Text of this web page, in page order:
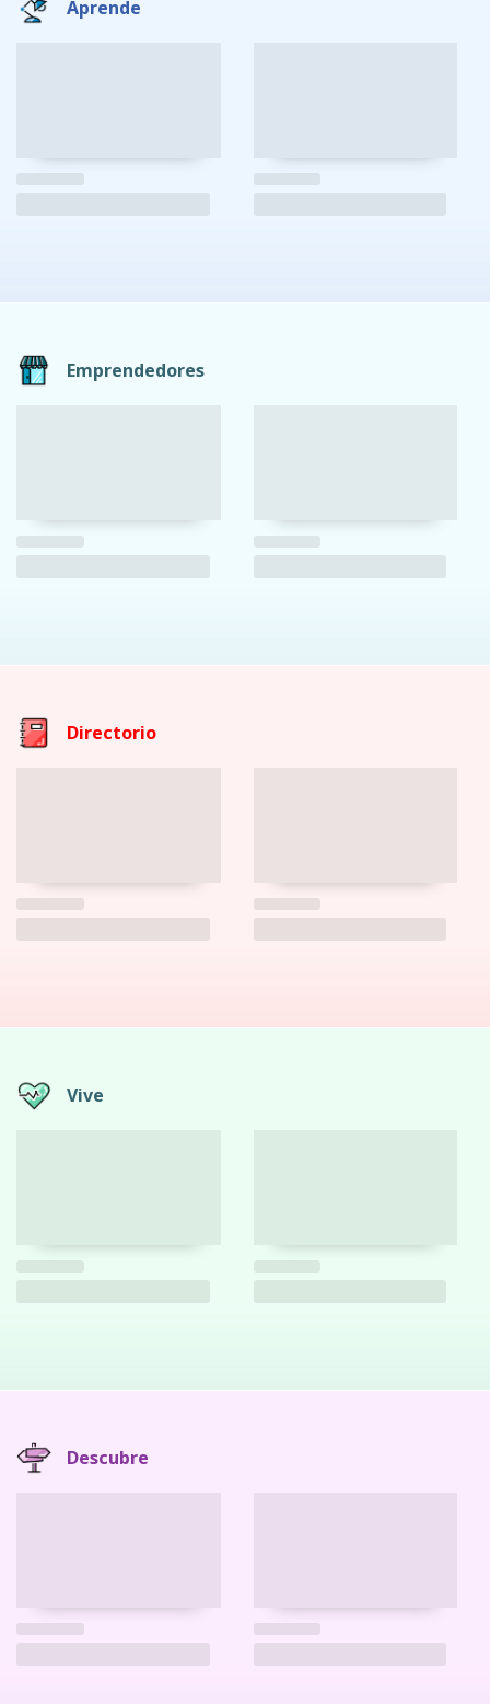
Aprende
Emprendedores
Directorio
Vive
Descubre